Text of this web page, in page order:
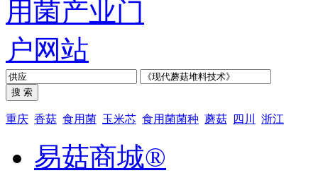
重庆 香菇 食用菌 玉米芯 食用菌菌种 蘑菇 四川 浙江
易菇商城®